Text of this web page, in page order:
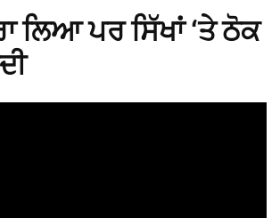
ਲਿਆ ਪਰ ਸਿੱਖਾਂ ‘ਤੇ ਠੋਕ